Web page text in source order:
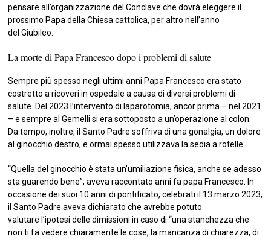
pensare all’organizzazione del Conclave che dovrà eleggere il
prossimo Papa della Chiesa cattolica, per altro nell’anno
del Giubileo.
La morte di Papa Francesco dopo i problemi di salute
Sempre più spesso negli ultimi anni Papa Francesco era stato
costretto a ricoveri in ospedale a causa di diversi problemi di
salute. Del 2023 l’intervento di laparotomia, ancor prima – nel 2021
– e sempre al Gemelli si era sottoposto a un’operazione al colon.
Da tempo, inoltre, il Santo Padre soffriva di una gonalgia, un dolore
al ginocchio destro, e ormai spesso utilizzava la sedia a rotelle.
“Quella del ginocchio è stata un’umiliazione fisica, anche se adesso
sta guarendo bene”, aveva raccontato anni fa papa Francesco. In
occasione dei suoi 10 anni di pontificato, celebrati il 13 marzo 2023,
il Santo Padre aveva dichiarato che avrebbe potuto
valutare l’ipotesi delle dimissioni in caso di “una stanchezza che
non ti fa vedere chiaramente le cose, la mancanza di chiarezza, di